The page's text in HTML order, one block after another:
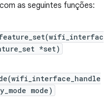
com as seguintes funções:
*set)
mode)